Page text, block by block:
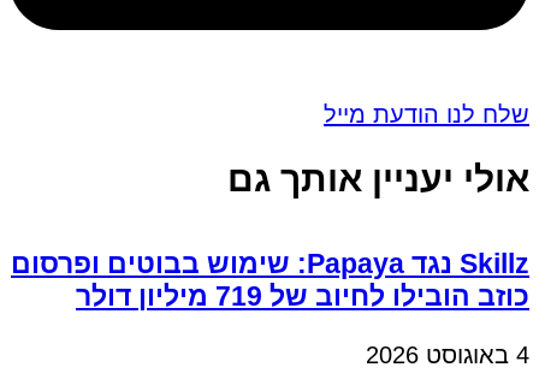
שלח לנו הודעת מייל
אולי יעניין אותך גם
Skillz נגד Papaya: שימוש בבוטים ופרסום
כוזב הובילו לחיוב של 719 מיליון דולר
4 באוגוסט 2026